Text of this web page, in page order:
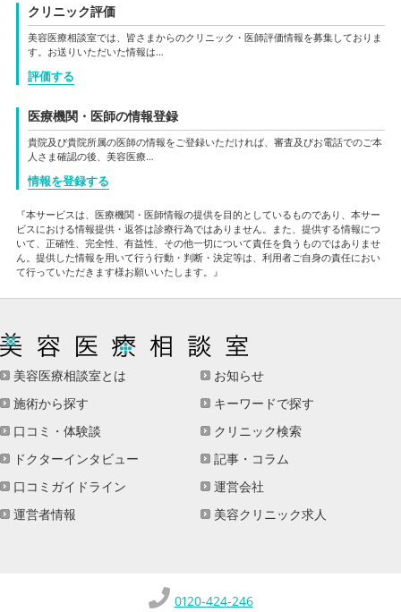
クリニック評価
美容医療相談室では、皆さまからのクリニック・医師評価情報を募集しておりま
す。お送りいただいた情報は…
評価する
医療機関・医師の情報登録
貴院及び貴院所属の医師の情報をご登録いただければ、審査及びお電話でのご本
人さま確認の後、美容医療…
情報を登録する
『本サービスは、医療機関・医師情報の提供を目的としているものであり、本サー
ビスにおける情報提供・返答は診療行為ではありません。また、提供する情報につ
いて、正確性、完全性、有益性、その他一切について責任を負うものではありませ
ん。提供した情報を用いて行う行動・判断・決定等は、利用者ご自身の責任におい
て行っていただきます様お願いいたします。』
美容医療相談室とは
お知らせ
施術から探す
キーワードで探す
口コミ・体験談
クリニック検索
ドクターインタビュー
記事・コラム
口コミガイドライン
運営会社
運営者情報
美容クリニック求人
0120-424-246